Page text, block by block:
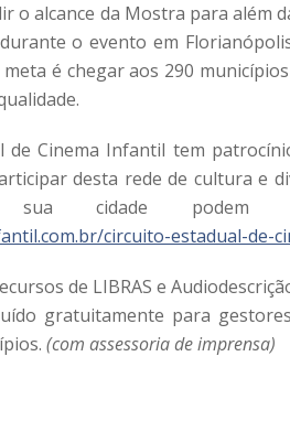
o alcance da Mostra para além
o evento em
meta é chegar aos 290
Cinema Infantil tem
desta rede de cultura e
sua cidade
circuito-estadual-de-
de LIBRAS e
gratuitamente para
(com assessoria de imprensa)